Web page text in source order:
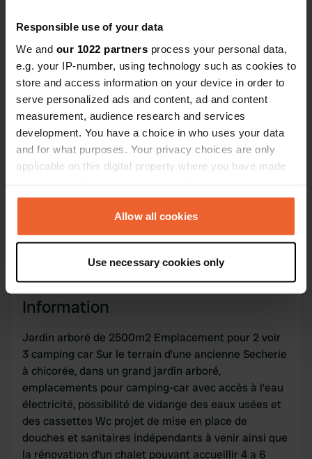
Responsible use of your data
We and our 1022 partners process your personal data,
e.g. your IP-number, using technology such as cookies to
store and access information on your device in order to
serve personalized ads and content, ad and content
measurement, audience research and services
development. You have a choice in who uses your data
and for what purposes. Your privacy choices are only
applicable on this digital property where you have made
any time from the Cookie Declaration or by clicking on
the Privacy trigger icon.
Collect information about your geographical location
which can be accurate to within several meters
Identify your device by actively scanning it for
Find out more about how your personal data is processed
and set your preferences in thedetails section.
We use cookies to personalise content and ads, to
provide social media features and to analyse our traffic.
We also share information about your use of our site with
our social media, advertising and analytics partners who
may combine it with other information that you’ve
Allow all cookies
Use necessary cookies only
Contact
L'adresse sera partagée après la réservation
Code du site
Information
Jardin arboré de 2500m2 Emplacement pour 2 voir
3 camping car Sur le terrain d’une ancienne Secherie
à chicorée, dans un grand jardin arboré,
emplacements pour camping-car avec accès à l’eau
électricité, possibilité de vidange des eaux usées et
des cassettes Wc projet de mise en place de
douches et sanitaires indépendants à venir ainsi que
la rénovation d’un chalet pouvant accueillir 4 a 6